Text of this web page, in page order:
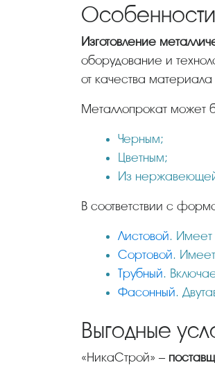
Изготовление
оборудование и
от качества материала
Металлопрокат может
Черным;
Цветным;
Из
В соответствии с
Листовой. Имеет
Сортовой.
Трубный.
Фасонный.
Выгодные
«НикаСтрой» –